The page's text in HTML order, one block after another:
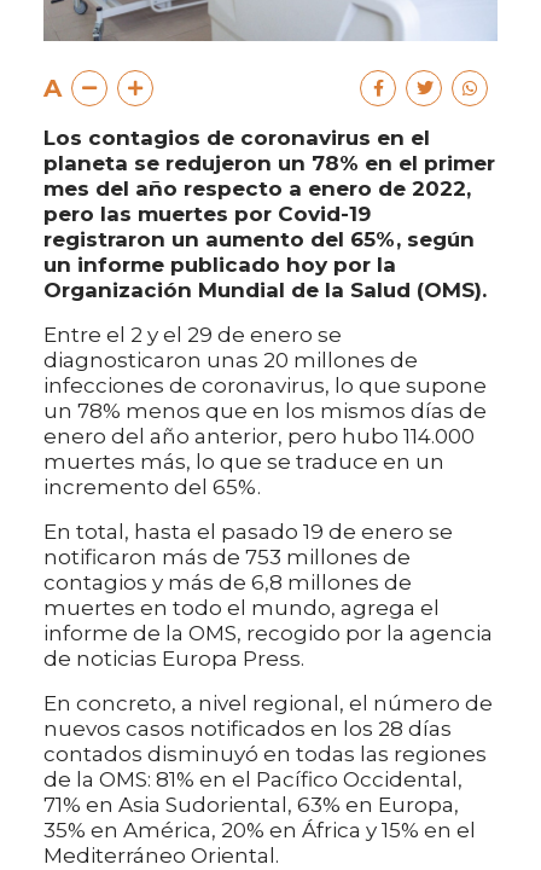
A
Los contagios de coronavirus en el
planeta se redujeron un 78% en el primer
mes del año respecto a enero de 2022,
pero las muertes por Covid-19
registraron un aumento del 65%, según
un informe publicado hoy por la
Organización Mundial de la Salud (OMS).
Entre el 2 y el 29 de enero se
diagnosticaron unas 20 millones de
infecciones de coronavirus, lo que supone
un 78% menos que en los mismos días de
enero del año anterior, pero hubo 114.000
muertes más, lo que se traduce en un
incremento del 65%.
En total, hasta el pasado 19 de enero se
notificaron más de 753 millones de
contagios y más de 6,8 millones de
muertes en todo el mundo, agrega el
informe de la OMS, recogido por la agencia
de noticias Europa Press.
En concreto, a nivel regional, el número de
nuevos casos notificados en los 28 días
contados disminuyó en todas las regiones
de la OMS: 81% en el Pacífico Occidental,
71% en Asia Sudoriental, 63% en Europa,
35% en América, 20% en África y 15% en el
Mediterráneo Oriental.